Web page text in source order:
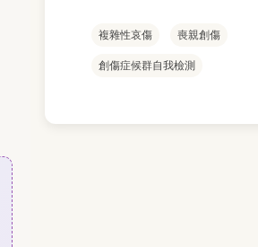
複雜性哀傷 喪親創傷
創傷症候群自我檢測